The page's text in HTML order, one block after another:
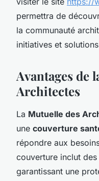
permettra de
la communauté
initiatives et
Avantages de
Architectes
La Mutuelle des
une couverture
répondre aux
couverture inclut
garantissant une